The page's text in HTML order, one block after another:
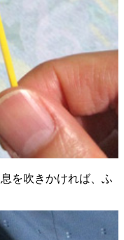
を吹きかければ、ふ